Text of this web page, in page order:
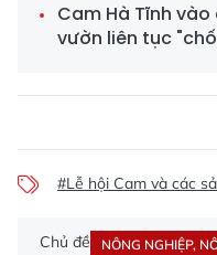
Cam Hà Tĩnh
vườn liên tục
#Lễ hội Cam và các
Chủ đề NÔNG NGHIỆP,